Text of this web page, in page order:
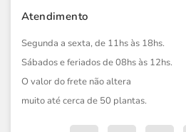
Atendimento
Segunda a sexta, de 11hs às 18hs.
Sábados e feriados de 08hs às 12hs.
O valor do frete não altera
muito até cerca de 50 plantas.